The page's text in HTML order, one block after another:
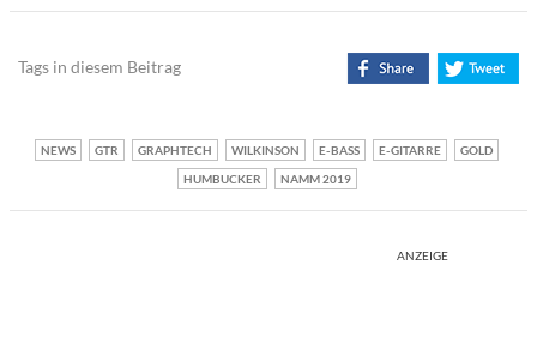
Tags in diesem Beitrag
NEWS GTR GRAPHTECH WILKINSON E-BASS E-GITARRE
GOLD
HUMBUCKER
NAMM 2019
ANZEIGE